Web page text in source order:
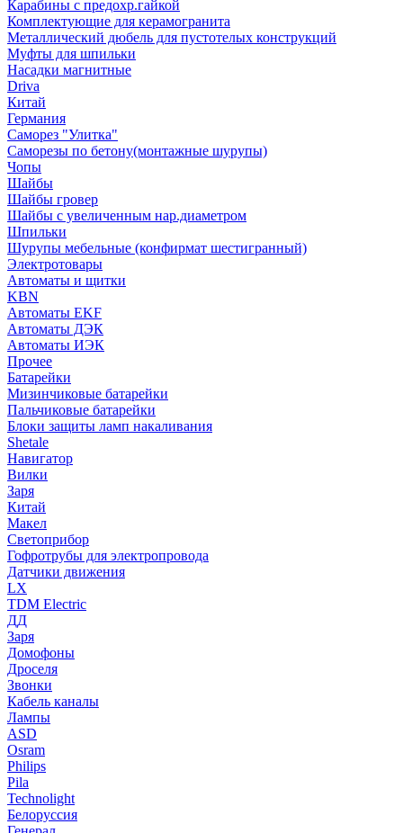
Карабины с предохр.гайкой
Комплектующие для керамогранита
Металлический дюбель для пустотелых конструкций
Муфты для шпильки
Насадки магнитные
Driva
Китай
Германия
Саморез "Улитка"
Саморезы по бетону(монтажные шурупы)
Чопы
Шайбы
Шайбы гровер
Шайбы с увеличенным нар.диаметром
Шпильки
Шурупы мебельные (конфирмат шестигранный)
Электротовары
Автоматы и щитки
KBN
Автоматы EKF
Автоматы ДЭК
Автоматы ИЭК
Прочее
Батарейки
Мизинчиковые батарейки
Пальчиковые батарейки
Блоки защиты ламп накаливания
Shetale
Навигатор
Вилки
Заря
Китай
Макел
Светоприбор
Гофротрубы для электропровода
Датчики движения
LX
TDM Electric
ДД
Заря
Домофоны
Дроселя
Звонки
Кабель каналы
Лампы
ASD
Osram
Philips
Pila
Technolight
Белоруссия